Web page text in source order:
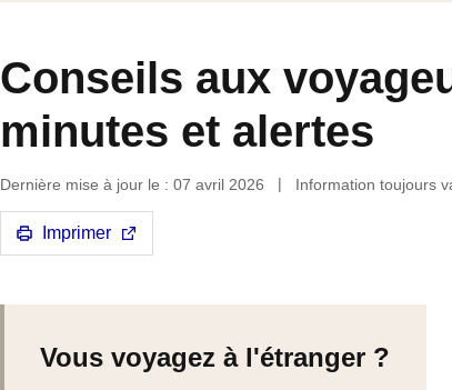
Conseils aux
minutes et alertes
Dernière mise à jour le : 07 avril 2026 Information toujours
Imprimer
Vous voyagez à l'étranger ?